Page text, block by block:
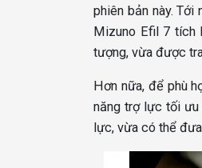
phiên bản này.
Mizuno Efil 7 tích
tượng, vừa được
Hơn nữa, để phù
năng trợ lực tối
lực, vừa có thể